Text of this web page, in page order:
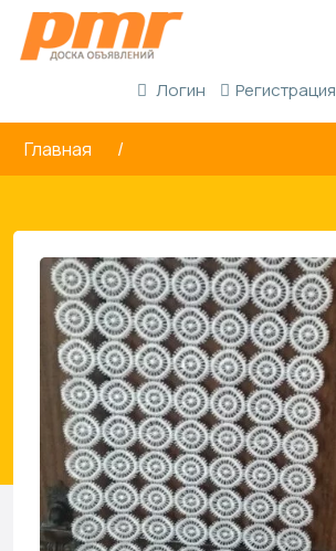
Логин Регистрация
Главная